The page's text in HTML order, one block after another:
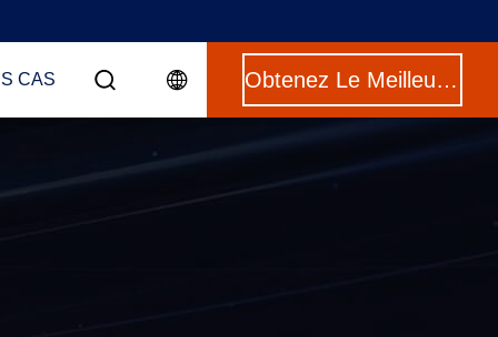
CAS Obtenez Le Meilleur Prix